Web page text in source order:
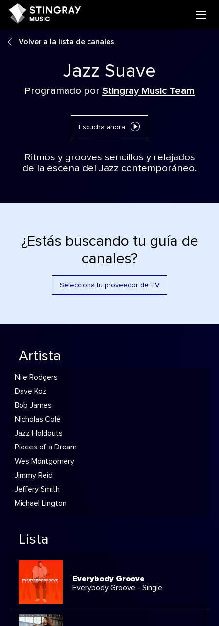
Volver a la lista de canales
Jazz Suave
Programado por Stingray Music Team
Escucha ahora
Ritmos y grooves sencillos y relajados
de la escena del Jazz contemporáneo.
¿Estás buscando tu guía de
canales?
Selecciona tu proveedor de TV
Artista
Nile Rodgers
Dave Koz
Bob James
Nicholas Cole
Jazz Holdouts
Pieces of a Dream
Wes Montgomery
Jimmy Reid
Jeffery Smith
Michael Lington
Lista
Everybody Groove
Everybody Groove - Single